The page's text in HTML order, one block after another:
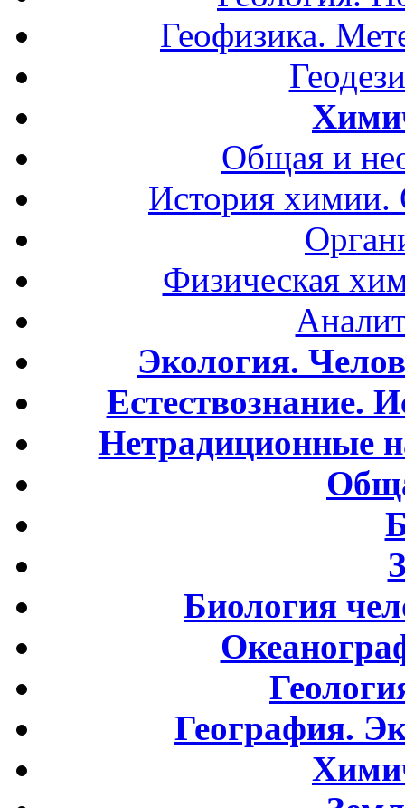
Геофизика.
Общая и
История
Физическая
Экология.
Естествознание.
Нетрадиционные
Биология
География.